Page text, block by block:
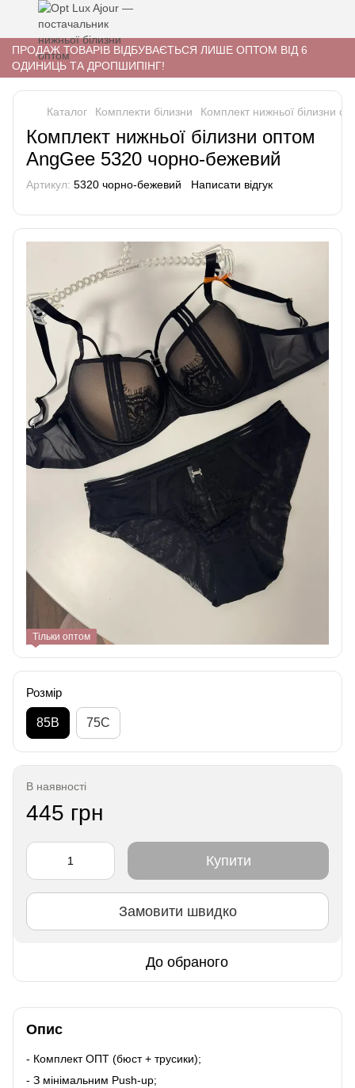
ПРОДАЖ ТОВАРІВ ВІДБУВАЄТЬСЯ ЛИШЕ ОПТОМ ВІД 6
ОДИНИЦЬ ТА ДРОПШИПІНГ!
Каталог Комплекти білизни Комплект нижньої білизни
Комплект нижньої білизни оптом
AngGee 5320 чорно-бежевий
Артикул: 5320 чорно-бежевий Написати відгук
Тільки оптом
Розмір
85B 75C
В наявності
445 грн
Купити
Замовити швидко
До обраного
Опис
- Комплект ОПТ (бюст + трусики);
- З мінімальним Push-up;